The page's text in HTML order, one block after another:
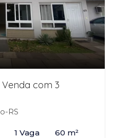
com 3
RS
1 Vaga 60 m²